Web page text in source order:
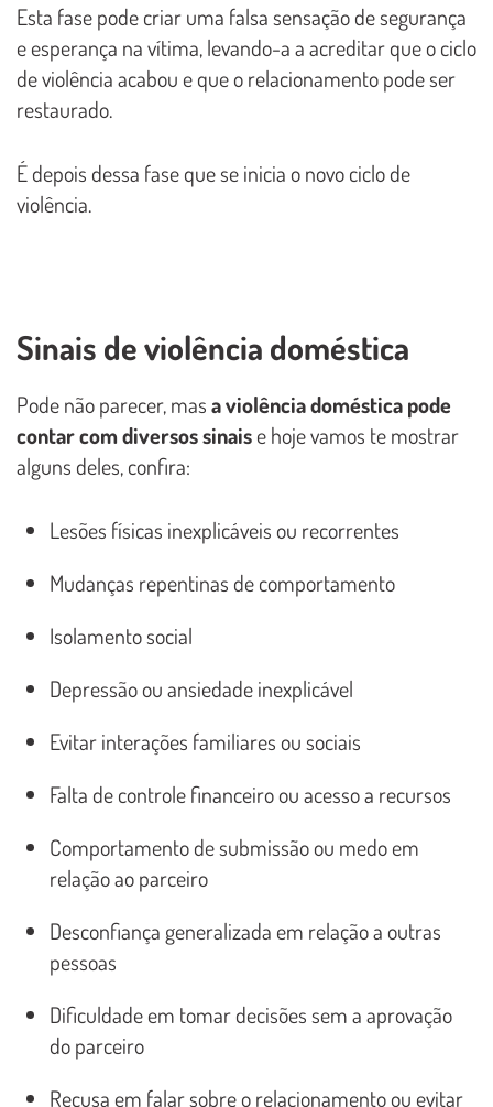
Esta fase pode criar uma falsa sensação de segurança
e esperança na vítima, levando-a a acreditar que o ciclo
de violência acabou e que o relacionamento pode ser
restaurado.
É depois dessa fase que se inicia o novo ciclo de
violência.
Sinais de violência doméstica
Pode não parecer, masa violência doméstica pode
contar com diversos sinaise hoje vamos te mostrar
alguns deles, confira:
Lesões físicas inexplicáveis ​​ou recorrentes
Mudanças repentinas de comportamento
Isolamento social
Depressão ou ansiedade inexplicável
Evitar interações familiares ou sociais
Falta de controle financeiro ou acesso a recursos
Comportamento de submissão ou medo em
relação ao parceiro
Desconfiança generalizada em relação a outras
pessoas
Dificuldade em tomar decisões sem a aprovação
do parceiro
Recusa em falar sobre o relacionamento ou evitar